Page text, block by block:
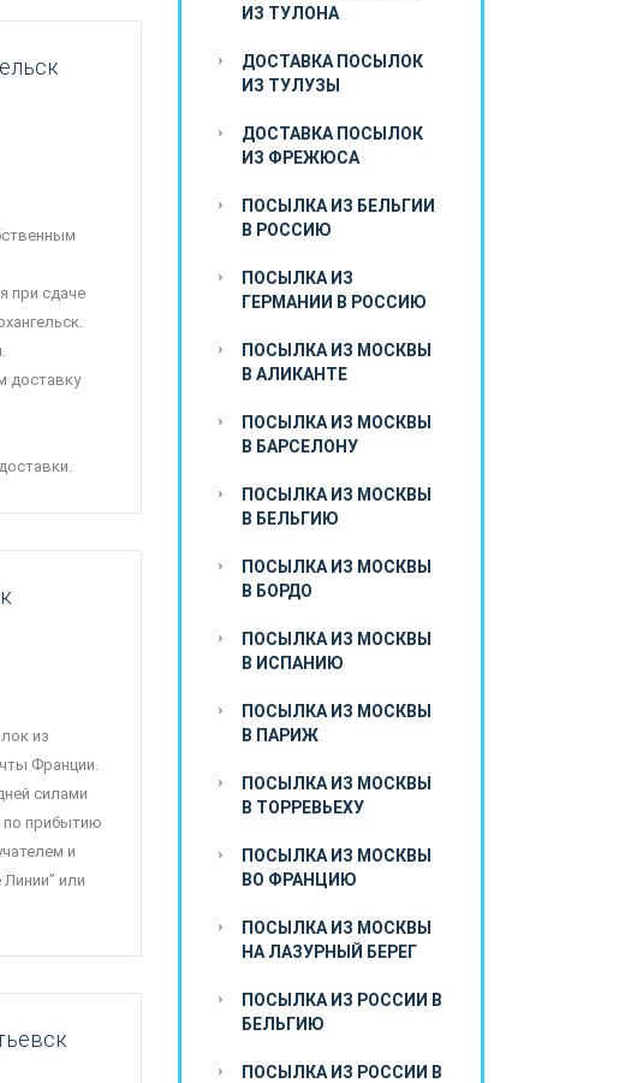
при сдаче
доставку
из
Франции.
силами
по прибытию
и
или
ИЗ ТУЛОНА
ДОСТАВКА ПОСЫЛОК
ИЗ ТУЛУЗЫ
ДОСТАВКА ПОСЫЛОК
ИЗ ФРЕЖЮСА
ПОСЫЛКА ИЗ БЕЛЬГИИ
В РОССИЮ
ПОСЫЛКА ИЗ
ГЕРМАНИИ В РОССИЮ
ПОСЫЛКА ИЗ МОСКВЫ
В АЛИКАНТЕ
ПОСЫЛКА ИЗ МОСКВЫ
В БАРСЕЛОНУ
ПОСЫЛКА ИЗ МОСКВЫ
В БЕЛЬГИЮ
ПОСЫЛКА ИЗ МОСКВЫ
В БОРДО
ПОСЫЛКА ИЗ МОСКВЫ
В ИСПАНИЮ
ПОСЫЛКА ИЗ МОСКВЫ
В ПАРИЖ
ПОСЫЛКА ИЗ МОСКВЫ
В ТОРРЕВЬЕХУ
ПОСЫЛКА ИЗ МОСКВЫ
ВО ФРАНЦИЮ
ПОСЫЛКА ИЗ МОСКВЫ
НА ЛАЗУРНЫЙ БЕРЕГ
ПОСЫЛКА ИЗ РОССИИ В
БЕЛЬГИЮ
ПОСЫЛКА ИЗ РОССИИ В